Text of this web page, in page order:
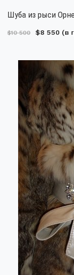
Шуба из рыси
$10 500 $8 550 (в